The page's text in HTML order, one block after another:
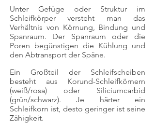
Unter Gefüge oder Struktur im
Schleifkörper versteht man das
Verhältnis von Körnung, Bindung und
Spanraum. Der Spanraum oder die
Poren begünstigen die Kühlung und
den Abtransport der Späne.
Ein Großteil der Schleifscheiben
besteht aus Korund-Schleifkörnern
(weiß/rosa) oder Siliciumcarbid
(grün/schwarz). Je härter ein
Schleifkorn ist, desto geringer ist seine
Zähigkeit.